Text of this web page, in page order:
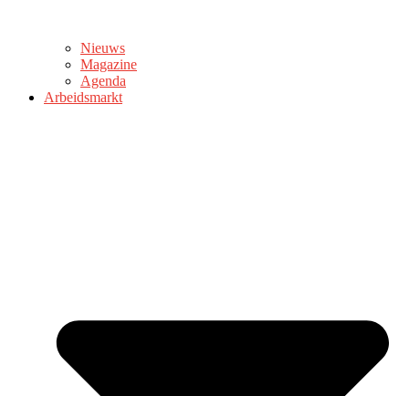
Nieuws
Magazine
Agenda
Arbeidsmarkt